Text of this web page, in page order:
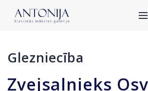
Glezniecība
Zvejsalnieks